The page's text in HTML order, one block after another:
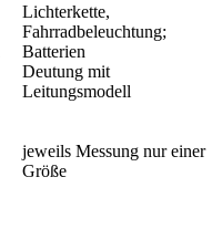
Lichterkette,
Fahrradbeleuchtung;
Batterien
Deutung mit
Leitungsmodell
jeweils Messung nur einer
Größe